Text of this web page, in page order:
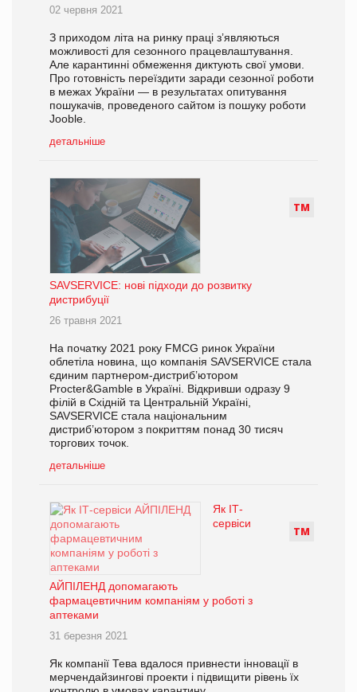
02 червня 2021
З приходом літа на ринку праці з’являються
можливості для сезонного працевлаштування.
Але карантинні обмеження диктують свої умови.
Про готовність переїздити заради сезонної роботи
в межах України — в результатах опитування
пошукачів, проведеного сайтом із пошуку роботи
Jooble.
детальніше
ТМ
SAVSERVICE: нові підходи до розвитку
дистрибуції
26 травня 2021
На початку 2021 року FMCG ринок України
облетіла новина, що компанія SAVSERVICE стала
єдиним партнером-дистриб’ютором
Procter&Gamble в Україні. Відкривши одразу 9
філій в Східній та Центральній Україні,
SAVSERVICE стала національним
дистриб’ютором з покриттям понад 30 тисяч
торгових точок.
детальніше
ТМ
Як IТ-
сервіси
АЙПІЛЕНД допомагають
фармацевтичним компаніям у роботі з
аптеками
31 березня 2021
Як компанії Тева вдалося привнести інновації в
мерчендайзингові проекти і підвищити рівень їх